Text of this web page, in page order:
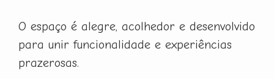
O espaço é alegre, acolhedor e desenvolvido
para unir funcionalidade e experiências
prazerosas.